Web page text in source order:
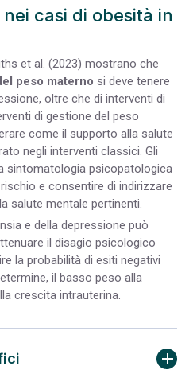
casi di obesità in
et al. (2023) mostrano che
peso materno si deve tenere
oltre che di interventi di
di gestione del peso
come il supporto alla salute
negli interventi classici. Gli
sintomatologia psicopatologica
e consentire di indirizzare
salute mentale pertinenti.
e della depressione può
il disagio psicologico
la probabilità di esiti negativi
il basso peso alla
crescita intrauterina.